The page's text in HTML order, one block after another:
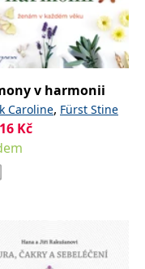
v harmonii
Caroline, Fürst Stine
Kč